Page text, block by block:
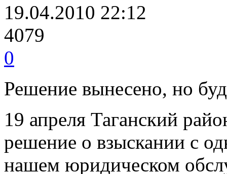
19.04.2010 22:12
4079
0
Решение вынесено, но
19 апреля Таганский
решение о взыскании с
нашем юридическом